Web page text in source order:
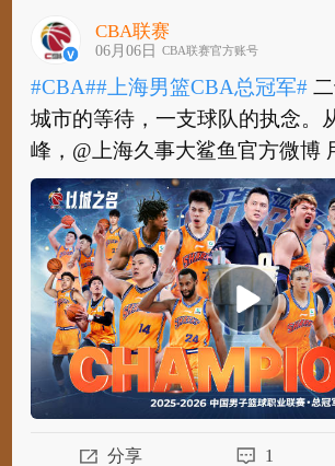
CBA联赛
06月06日 CBA联赛官方账号
#CBA##上海男篮CBA总冠军#
城市的等待，一支球队的执念。
峰，@上海久事大鲨鱼官方微博
#CBA##上海男篮CBA总冠军#二
城市的等待，一支球队的执念。
峰，@上海久事大鲨鱼官方微博
部
分享 1